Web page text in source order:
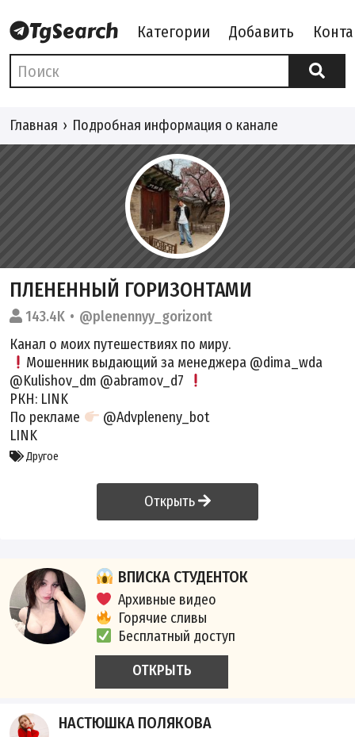
Категории Добавить
Главная Подробная информация о канале
ПЛЕНЕННЫЙ ГОРИЗОНТАМИ
143.4K
@plenennyy_gorizont
Канал о моих путешествиях по миру.
Мошенник выдающий за менеджера @dima_wda
@Kulishov_dm @abramov_d7
РКН: LINK
По рекламе
@Advpleneny_bot
LINK
Другое
Открыть
ВПИСКА СТУДЕНТОК
Архивные видео
Горячие сливы
Бесплатный доступ
ОТКРЫТЬ
НАСТЮШКА ПОЛЯКОВА